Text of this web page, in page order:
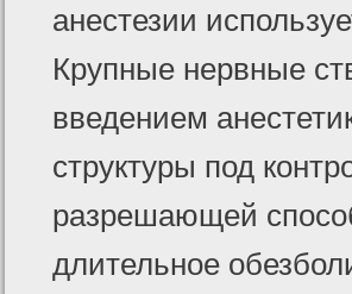
анестезии
Крупные нервные
введением
структуры под
разрешающей
длительное